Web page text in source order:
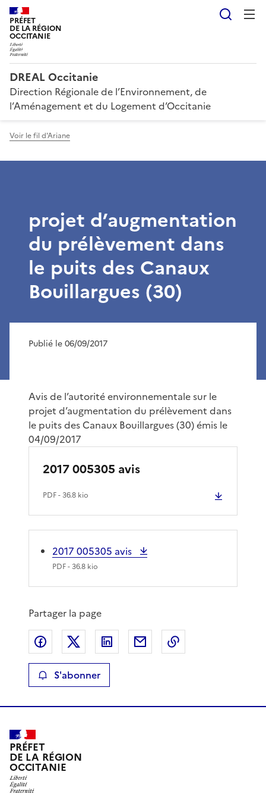
PRÉFET
DE LA RÉGION
OCCITANIE
DREAL Occitanie
Direction Régionale de l’Environnement, de
l’Aménagement et du Logement d’Occitanie
Voir le fil d'Ariane
projet d’augmentation
du prélèvement dans
le puits des Canaux
Bouillargues (30)
Publié le 06/09/2017
Avis de l’autorité environnementale sur le
projet d’augmentation du prélèvement dans
le puits des Canaux Bouillargues (30) émis le
04/09/2017
2017 005305 avis
PDF- 36.8 kio
2017 005305 avis
PDF- 36.8 kio
Partager la page
Partager sur Facebook
Partager sur XPartager sur LinkedIn
Partager par email
S'abonner
PRÉFET
DE LA RÉGION
OCCITANIE